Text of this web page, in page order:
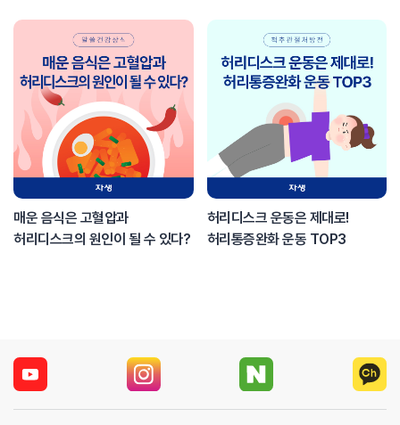
매운 음식은 고혈압과
허리디스크의 원인이 될 수 있다?
허리디스크 운동은 제대로!
허리통증완화 운동 TOP3